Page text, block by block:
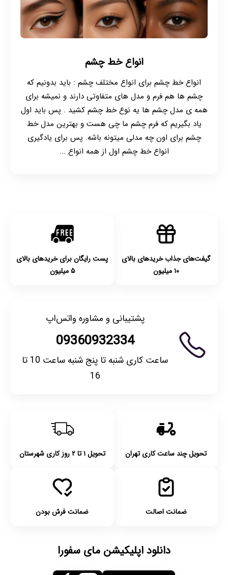
انواع خط چشم
انواع خط چشم برای انواع مختلف چشم : باید بدونیم که
چشم ها هم فرم و مدل های متفاوتی دارند و نمیشه برای
همه ی مدل چشم ها یه نوع خط چشم کشید . پس باید اول
یاد بگیریم که فرم چشم ما چی هست و بهترین مدل خط
چشم برای اون چه مدلی میتونه باشه. پس برای یادگیری
انواع خط چشم اول از همه انواع ...
گیفت‌های جذاب خریدهای بالای
۱۰ میلیون
پست رایگان برای خریدهای بالای
۵ میلیون
پشتیبانی و مشاوره واتس‌اپ
09360932334
ساعت کاری شنبه تا پنج شنبه ساعت 10 تا
16
تحویل چند ساعت کاری تهران تحویل ۱ تا ۲ روز کاری شهرستان
ضمانت اصالت ضمانت فرش بودن
دانلود اپلیکیشن مای سفورا